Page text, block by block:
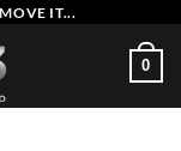
IT...
0